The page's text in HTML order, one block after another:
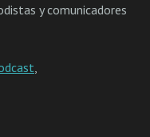
y comunicadores
,